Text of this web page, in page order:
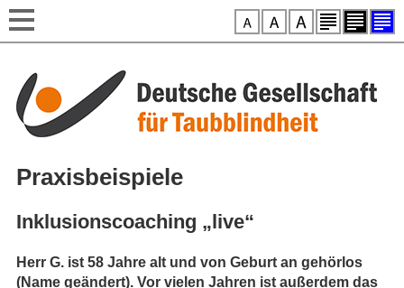
Direkt zum Inhalt
Style-Switcher
Praxisbeispiele
Inklusionscoaching „live“
Herr G. ist 58 Jahre alt und von Geburt an gehörlos
(Name geändert). Vor vielen Jahren ist außerdem das